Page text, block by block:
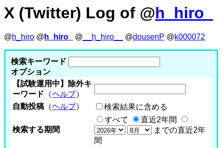
X (Twitter) Log of @h_hiro_
@h_hiro @ h_hiro_ @ __h_hiro__ @dousenP @k000072
検索キーワード
オプション
【試験運用中】除外キ
ーワード （ヘルプ）
自動投稿 （ヘルプ） 検索結果に含める
検索する期間
すべて
直近2年間
までの直近2年
間